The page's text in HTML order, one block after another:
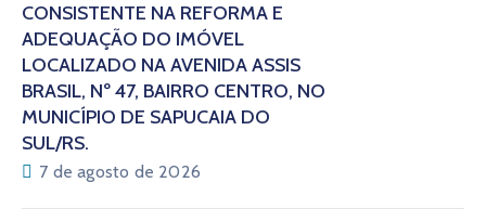
CONSISTENTE NA REFORMA E
ADEQUAÇÃO DO IMÓVEL
LOCALIZADO NA AVENIDA ASSIS
BRASIL, Nº 47, BAIRRO CENTRO, NO
MUNICÍPIO DE SAPUCAIA DO
SUL/RS.
7 de agosto de 2026